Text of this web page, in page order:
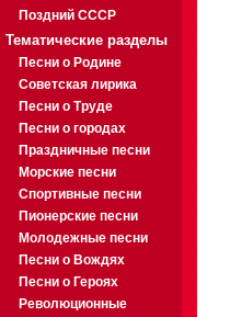
Поздний СССР
Тематические разделы
Песни о Родине
Советская лирика
Песни о Труде
Песни о городах
Праздничные песни
Морские песни
Спортивные песни
Пионерские песни
Молодежные песни
Песни о Вождях
Песни о Героях
Революционные